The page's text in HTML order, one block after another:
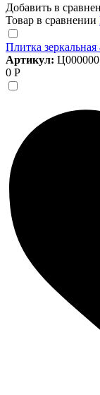
Добавить в
Товар в сравнении
Плитка
Артикул:
0 Р